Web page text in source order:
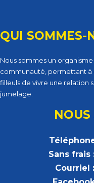
QUI SOMMES-
Nous sommes un
communauté, permettant à
filleuls de vivre une relation
jumelage.
Sans frais
Courriel :